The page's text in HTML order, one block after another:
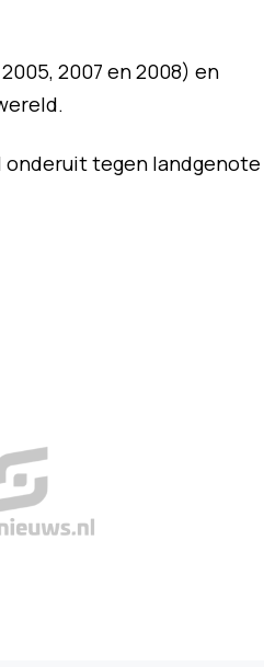
2007 en 2008) en
onderuit tegen landgenote